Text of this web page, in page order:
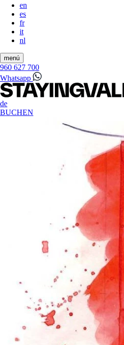
en
es
fr
it
nl
menú
960 627 700
Whatsapp
de
BUCHEN